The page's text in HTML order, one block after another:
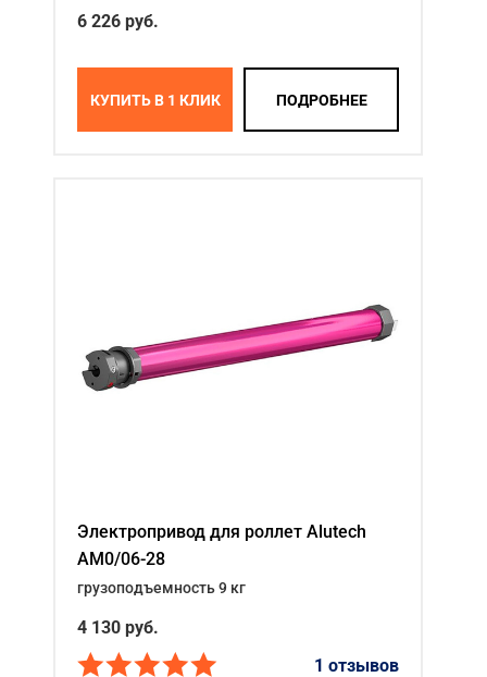
6 226 руб.
КУПИТЬ В 1 КЛИК ПОДРОБНЕЕ
Электропривод для роллет Alutech
AM0/06-28
грузоподъемность 9 кг
4 130 руб.
1 отзывов